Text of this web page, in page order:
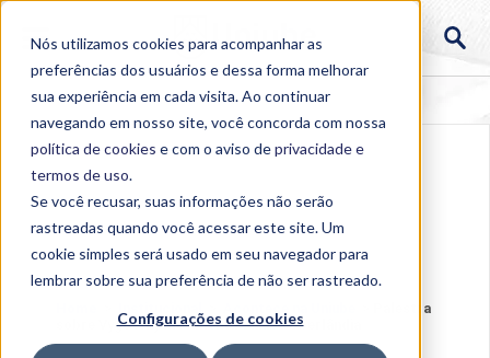
Nós utilizamos cookies para acompanhar as
preferências dos usuários e dessa forma melhorar
sua experiência em cada visita. Ao continuar
navegando em nosso site, você concorda com nossa
política de cookies e com o aviso deprivacidade e
termos de uso.
Se você recusar, suas informações não serão
rastreadas quando você acessar este site. Um
cookie simples será usado em seu navegador para
lembrar sobre sua preferência de não ser rastreado.
Configurações de cookies
Palestra
sobre Vygotsky movimenta Uniube Uberlândia